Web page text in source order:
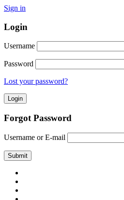
Sign in
Login
Username
Password
Lost your password?
Forgot Password
Username or E-mail